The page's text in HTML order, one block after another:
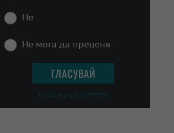
Не
Не мога да преценя
Покажи резултати